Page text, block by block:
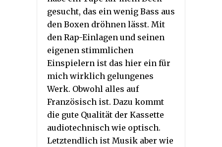
gesucht, das ein wenig Bass aus
den Boxen dröhnen lässt. Mit
den Rap-Einlagen und seinen
eigenen stimmlichen
Einspielern ist das hier ein für
mich wirklich gelungenes
Werk. Obwohl alles auf
Französisch ist. Dazu kommt
die gute Qualität der Kassette
audiotechnisch wie optisch.
Letztendlich ist Musik aber wie